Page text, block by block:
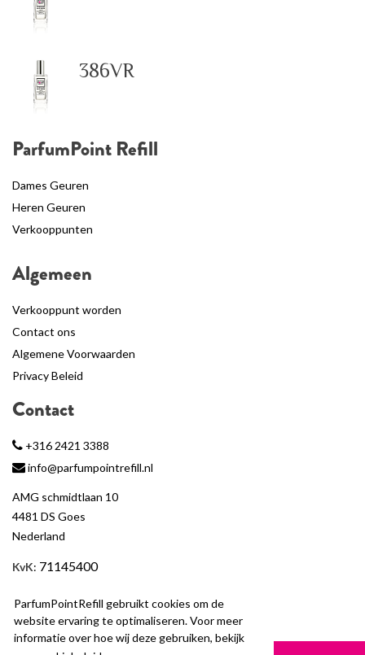
ParfumPointRefill gebruikt cookies om de
website ervaring te optimaliseren. Voor meer
informatie over hoe wij deze gebruiken, bekijk
386VR
ParfumPoint Refill
Dames Geuren
Heren Geuren
Verkooppunten
Algemeen
Verkooppunt worden
Contact ons
Algemene Voorwaarden
Privacy Beleid
Contact
+316 2421 3388
info@parfumpointrefill.nl
AMG schmidtlaan 10
4481 DS Goes
Nederland
KvK: 71145400